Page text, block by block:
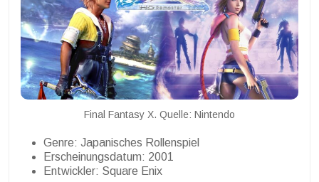
Final Fantasy X. Quelle: Nintendo
Genre: Japanisches Rollenspiel
Erscheinungsdatum: 2001
Entwickler: Square Enix